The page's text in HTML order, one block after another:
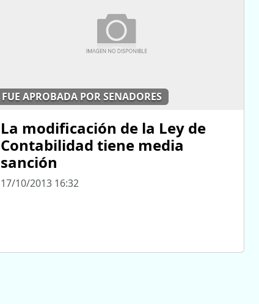
FUE APROBADA POR SENADORES
La modificación de la Ley de
Contabilidad tiene media
sanción
17/10/2013 16:32